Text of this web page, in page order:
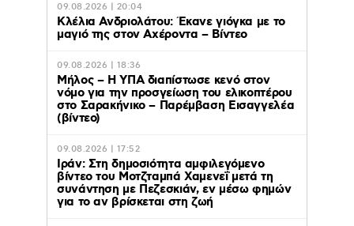
09.08.2026 | 20:04
Κλέλια Ανδριολάτου: Έκανε γιόγκα με το
μαγιό της στον Αχέροντα – Βίντεο
09.08.2026 | 18:36
Μήλος – Η ΥΠΑ διαπίστωσε κενό στον
νόμο για την προσγείωση του ελικοπτέρου
στο Σαρακήνικο – Παρέμβαση Εισαγγελέα
(βίντεο)
09.08.2026 | 17:52
Ιράν: Στη δημοσιότητα αμφιλεγόμενο
βίντεο του Μοτζταμπά Χαμενεΐ μετά τη
συνάντηση με Πεζεσκιάν, εν μέσω φημών
για το αν βρίσκεται στη ζωή